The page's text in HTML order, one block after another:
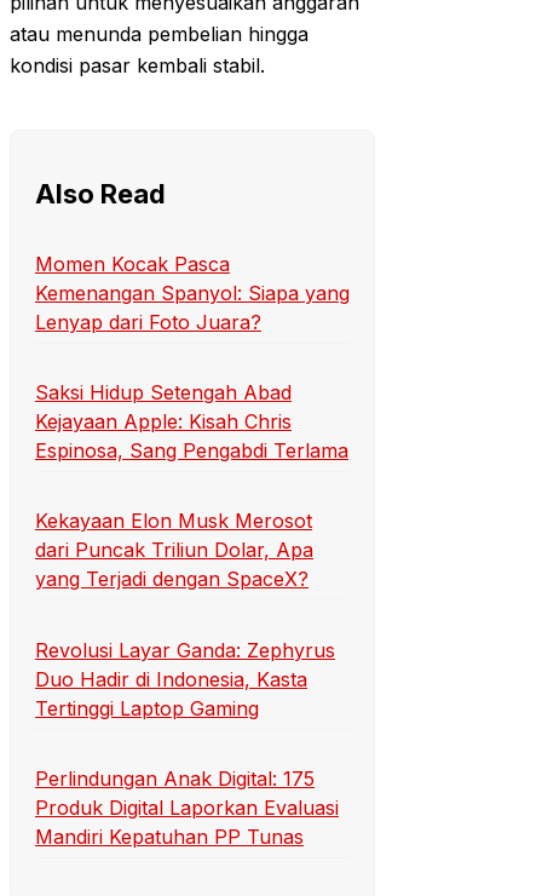
atau menunda pembelian hingga
kondisi pasar kembali stabil.
Also Read
Momen Kocak Pasca
Kemenangan Spanyol: Siapa yang
Lenyap dari Foto Juara?
Saksi Hidup Setengah Abad
Kejayaan Apple: Kisah Chris
Espinosa, Sang Pengabdi Terlama
Kekayaan Elon Musk Merosot
dari Puncak Triliun Dolar, Apa
yang Terjadi dengan SpaceX?
Revolusi Layar Ganda: Zephyrus
Duo Hadir di Indonesia, Kasta
Tertinggi Laptop Gaming
Perlindungan Anak Digital: 175
Produk Digital Laporkan Evaluasi
Mandiri Kepatuhan PP Tunas